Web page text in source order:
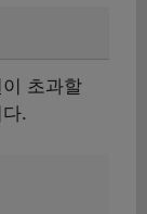
초과할
.